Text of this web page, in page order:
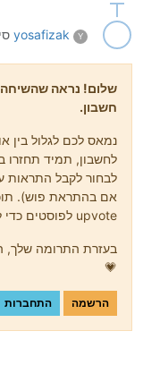
Y
yosafizak
שלום! נראה שהשיחה
חשבון.
נמאס לכם לגלול בין
לחשבון, תמיד תחזרו
לבחור לקבל התראות
אם בהתראת פוש).
upvote לפוסטים כדי להביע הערכה לחברי קהילה אחרים.
בעזרת התרומה שלך,
💗
הרשמה התחברות